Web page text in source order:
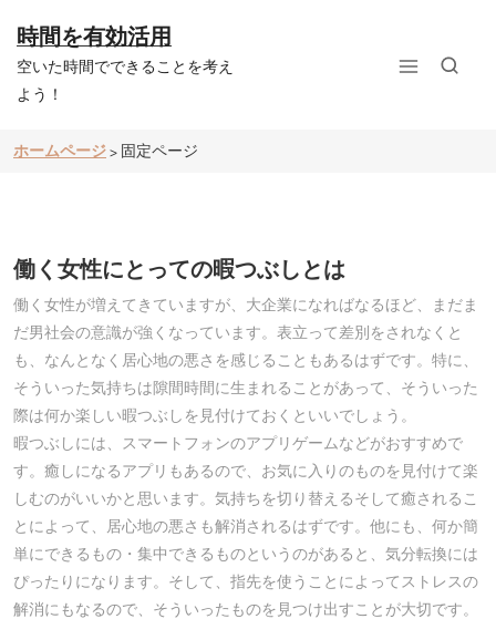
キ
時間を有効活用
空いた時間でできることを考え
よう！
ホームページ> 固定ページ
働く女性にとっての暇つぶしとは
働く女性が増えてきていますが、大企業になればなるほど、まだま
だ男社会の意識が強くなっています。表立って差別をされなくと
も、なんとなく居心地の悪さを感じることもあるはずです。特に、
そういった気持ちは隙間時間に生まれることがあって、そういった
際は何か楽しい暇つぶしを見付けておくといいでしょう。
暇つぶしには、スマートフォンのアプリゲームなどがおすすめで
す。癒しになるアプリもあるので、お気に入りのものを見付けて楽
しむのがいいかと思います。気持ちを切り替えるそして癒されるこ
とによって、居心地の悪さも解消されるはずです。他にも、何か簡
単にできるもの・集中できるものというのがあると、気分転換には
ぴったりになります。そして、指先を使うことによってストレスの
解消にもなるので、そういったものを見つけ出すことが大切です。